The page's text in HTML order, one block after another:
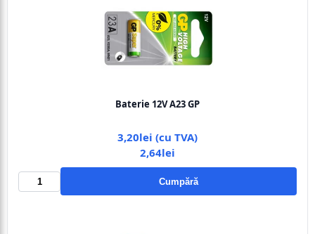
Baterie 12V A23 GP
3,20lei (cu TVA)
2,64lei
Cumpără